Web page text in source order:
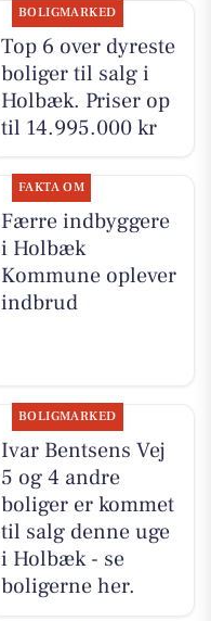
BOLIGMARKED
Top 6 over dyreste
boliger til salg i
Holbæk. Priser op
til 14.995.000 kr
FAKTA OM
Færre indbyggere
i Holbæk
Kommune oplever
indbrud
BOLIGMARKED
Ivar Bentsens Vej
5 og 4 andre
boliger er kommet
til salg denne uge
i Holbæk - se
boligerne her.